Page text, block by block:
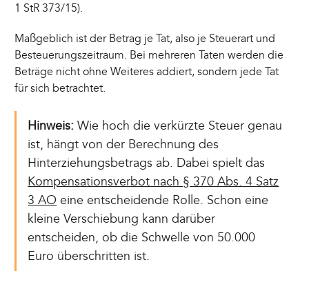
1 StR 373/15).
Maßgeblich ist der Betrag je Tat, also je Steuerart und
Besteuerungszeitraum. Bei mehreren Taten werden die
Beträge nicht ohne Weiteres addiert, sondern jede Tat
für sich betrachtet.
Hinweis: Wie hoch die verkürzte Steuer genau
ist, hängt von der Berechnung des
Hinterziehungsbetrags ab. Dabei spielt das
Kompensationsverbot nach § 370 Abs. 4 Satz
3 AO eine entscheidende Rolle. Schon eine
kleine Verschiebung kann darüber
entscheiden, ob die Schwelle von 50.000
Euro überschritten ist.